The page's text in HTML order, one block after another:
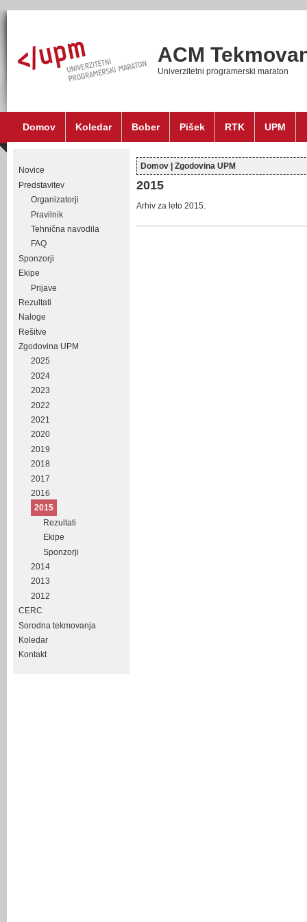
ACM
Univerzitetni programerski maraton
Domov Koledar Bober Pišek RTK UPM
Novice
Predstavitev
Organizatorji
Pravilnik
Tehnična navodila
FAQ
Sponzorji
Ekipe
Prijave
Rezultati
Naloge
Rešitve
Zgodovina UPM
2025
2024
2023
2022
2021
2020
2019
2018
2017
2016
2015
Rezultati
Ekipe
Sponzorji
2014
2013
2012
CERC
Sorodna tekmovanja
Koledar
Kontakt
Nahajate se tukaj
Domov Zgodovina UPM
2015
Arhiv za leto 2015.